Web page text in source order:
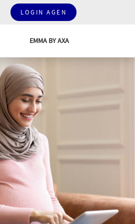
LOGIN AGEN
EMMA BY AXA